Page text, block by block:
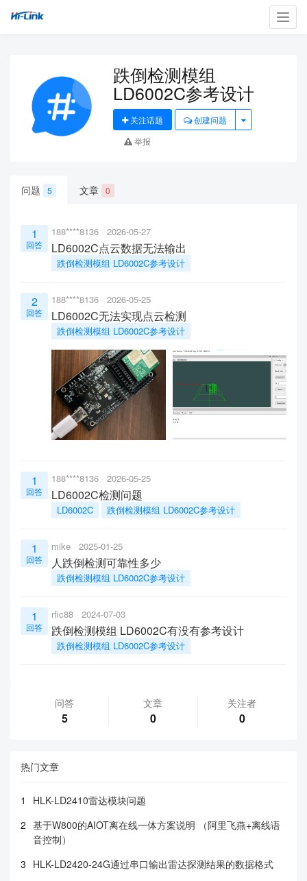
跌倒检测模组
LD6002C参考设计
关注话题
创建问题
举报
问题 5 文章 0
1
回答
188****8136 2026-05-27
LD6002C点云数据无法输出
跌倒检测模组 LD6002C参考设计
2
回答
188****8136 2026-05-25
LD6002C无法实现点云检测
跌倒检测模组 LD6002C参考设计
1
回答
188****8136 2026-05-25
LD6002C检测问题
LD6002C 跌倒检测模组 LD6002C参考设计
1
回答
mike 2025-01-25
人跌倒检测可靠性多少
跌倒检测模组 LD6002C参考设计
1
回答
rfic88 2024-07-03
跌倒检测模组 LD6002C有没有参考设计
跌倒检测模组 LD6002C参考设计
问答
5
文章
0
关注者
0
热门文章
1
HLK-LD2410雷达模块问题
2 基于W800的AIOT离在线一体方案说明 （阿里飞燕+离线语
音控制）
3 HLK-LD2420-24G通过串口输出雷达探测结果的数据格式